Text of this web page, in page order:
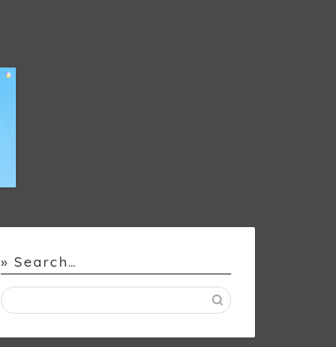
» Search…